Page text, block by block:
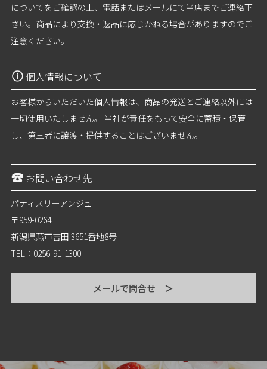
についてをご確認の上、電話またはメールにて当店までご連絡下
さい。商品により交換・返品に応じかねる場合がありますのでご
注意ください。
個人情報について
お客様からいただいた個人情報は、商品の発送とご連絡以外には
一切使用いたしません。 当社が責任をもって安全に蓄積・保管
し、第三者に譲渡・提供することはございません。
お問い合わせ先
パティスリーアンジュ
〒959-0264
新潟県燕市吉田 3651番地8号
TEL：0256-91-1300
メールで問合せ ＞